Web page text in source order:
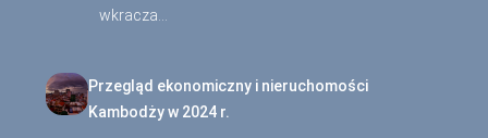
wkracza…
Przegląd ekonomiczny i nieruchomości
Kambodży w 2024 r.